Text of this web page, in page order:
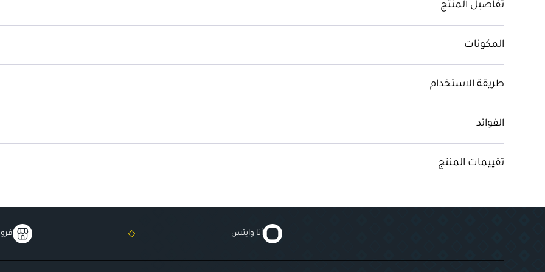
تفاصيل المنتج
المكونات
طريقة الاستخدام
الفوائد
تقييمات المنتج
أنا وايتس